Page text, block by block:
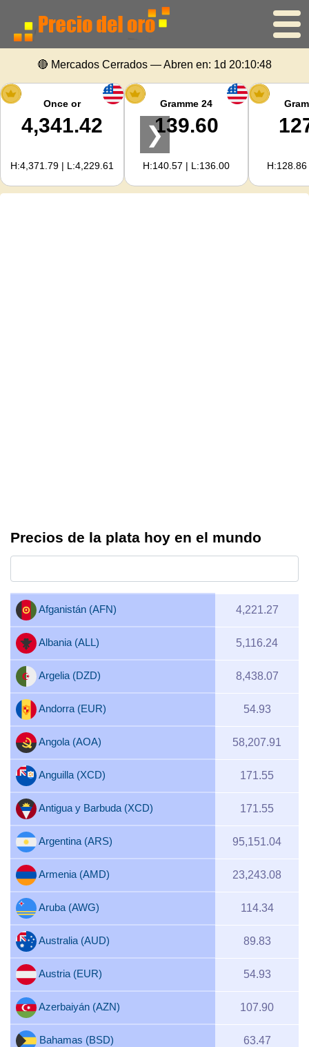
Inicio
Precio del oro
Precio de la plata
Calculadora de oro
🔴 Mercados Cerrados — Abren en: 1d 20:10:47
Once or
4,341.42
H:4,371.79 | L:4,229.61
Gramme 24
139.60
H:140.57 | L:136.00
❯
Precios de la plata hoy en el mundo
Afganistán (AFN) 4,221.27
Albania (ALL) 5,116.24
Argelia (DZD) 8,438.07
Andorra (EUR) 54.93
Angola (AOA) 58,207.91
Anguilla (XCD) 171.55
Antigua y Barbuda (XCD) 171.55
Argentina (ARS) 95,151.04
Armenia (AMD) 23,243.08
Aruba (AWG) 114.34
Australia (AUD) 89.83
Austria (EUR) 54.93
Azerbaiyán (AZN) 107.90
Bahamas (BSD) 63.47